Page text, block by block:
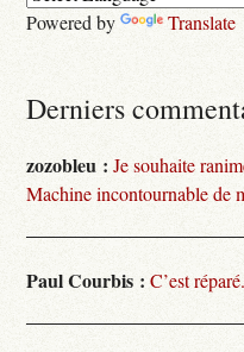
Powered by Translate
Derniers
zozobleu : Je souhaite
Machine incontournable
Paul Courbis : C’est